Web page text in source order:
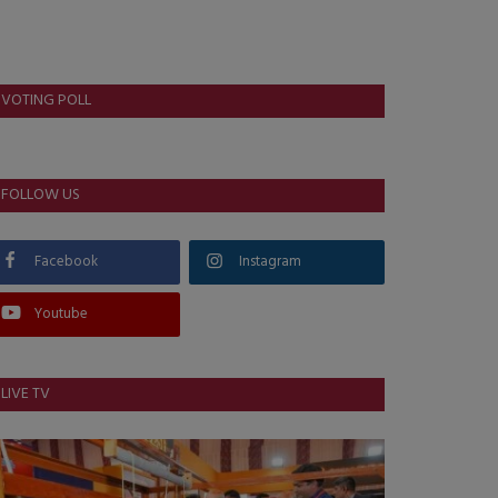
VOTING POLL
FOLLOW US
Facebook Instagram
Youtube
LIVE TV